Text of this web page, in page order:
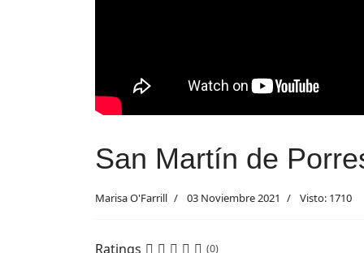
San Martín de
Marisa O'Farrill 03 Noviembre 2021 Visto: 1710
Ratings (0)